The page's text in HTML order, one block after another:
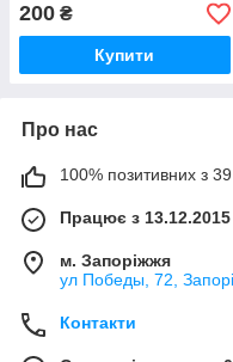
200 ₴
Купити
Про нас
100% позитивних з 39
Працює з 13.12.2015
м. Запоріжжя
ул Победы, 72,
Контакти